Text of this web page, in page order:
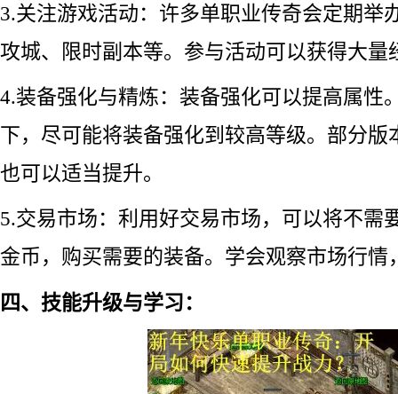
3.关注游戏活动：许多单职业传奇会定期举
攻城、限时副本等。参与活动可以获得大量
4.装备强化与精炼：装备强化可以提高属性
下，尽可能将装备强化到较高等级。部分版
也可以适当提升。
5.交易市场：利用好交易市场，可以将不需
金币，购买需要的装备。学会观察市场行情
四、技能升级与学习：